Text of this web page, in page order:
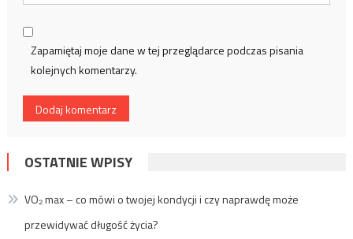
Zapamiętaj moje dane w tej przeglądarce podczas pisania
kolejnych komentarzy.
OSTATNIE WPISY
VO₂ max – co mówi o twojej kondycji i czy naprawdę może
przewidywać długość życia?